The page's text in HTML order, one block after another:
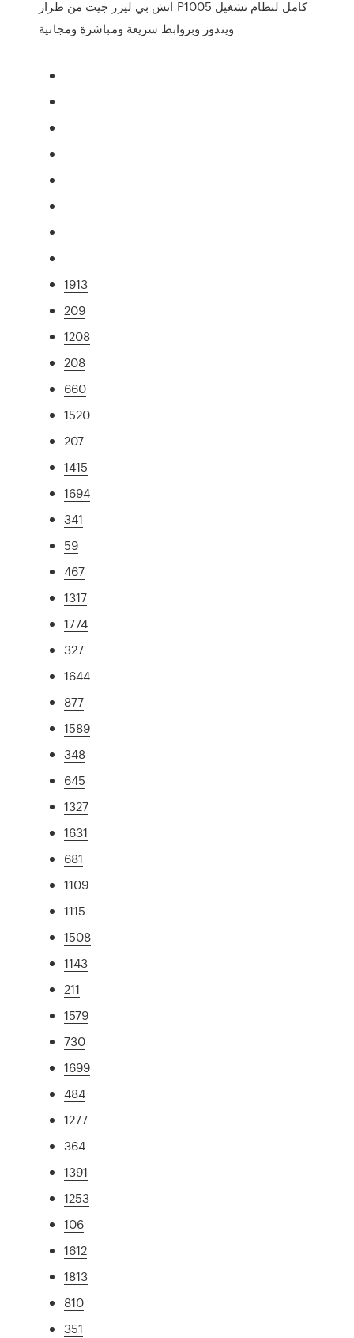
اتش بي ليزر جيت من طراز P1005 كامل لنظام تشغيل
ويندوز وبروابط سريعة ومباشرة ومجانية
1913
209
1208
208
660
1520
207
1415
1694
341
59
467
1317
1774
327
1644
877
1589
348
645
1327
1631
681
1109
1115
1508
1143
211
1579
730
1699
484
1277
364
1391
1253
106
1612
1813
810
351